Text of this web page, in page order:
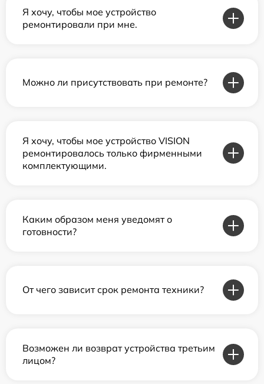
Я хочу, чтобы мое устройство
ремонтировали при мне.
Можно ли присутствовать при ремонте?
Я хочу, чтобы мое устройство VISION
ремонтировалось только фирменными
комплектующими.
Каким образом меня уведомят о
готовности?
От чего зависит срок ремонта техники?
Возможен ли возврат устройства третьим
лицом?